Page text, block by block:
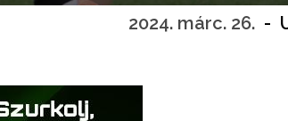
2024. márc. 26. -